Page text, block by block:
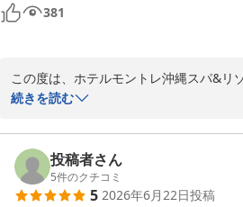
次回はぜひ、より良い天候の中で美しい
またご家族皆さまでお越しいただける
ご投稿ありがとうございました。
ホテルモントレ沖縄 スパ＆リゾート
2026-07-11
381
この度は、ホテルモントレ沖縄スパ&リ
誠にありがとうございました。
たしました。
美しいビーチでのお子様のヤドカリ探し
フのホスピタリティにご満足いただけた
続きを読む
投稿者さん
5件のクチコミ
5 2026年6月22日投稿